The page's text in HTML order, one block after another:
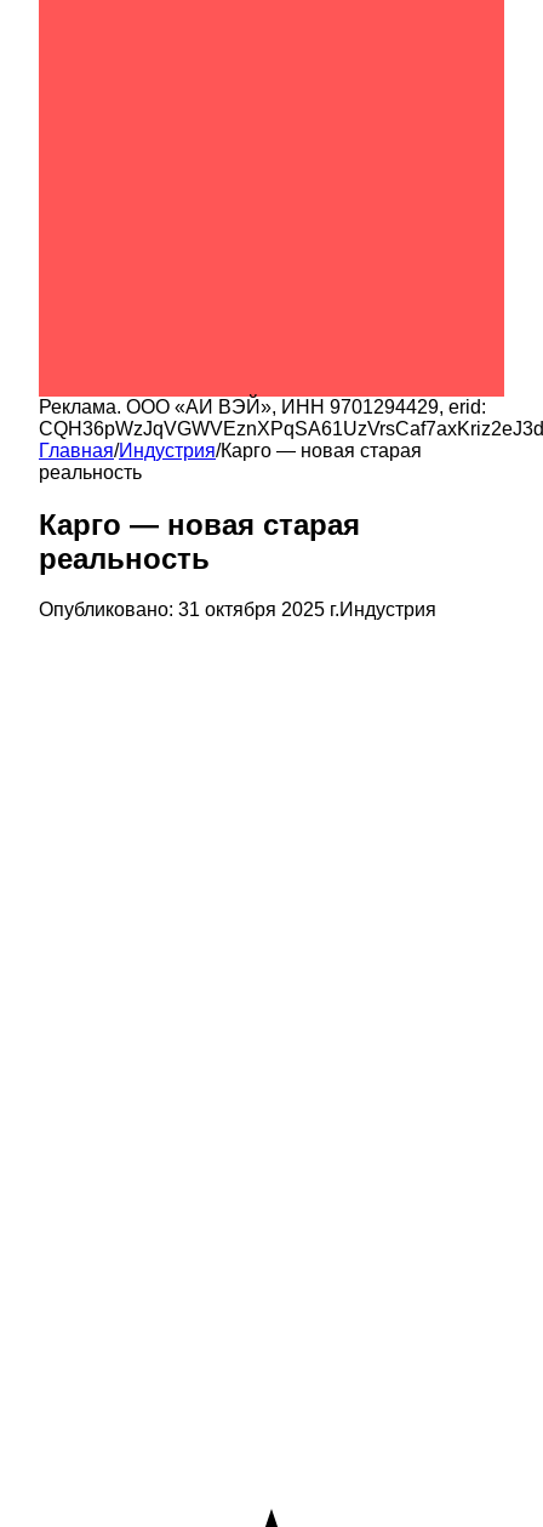
Реклама. ООО «АИ ВЭЙ», ИНН 9701294429, erid:
Главная/Индустрия/Карго — новая старая
реальность
Карго — новая старая
реальность
Опубликовано: 31 октября 2025 г.Индустрия